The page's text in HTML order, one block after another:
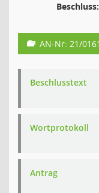
Beschluss:
AN-Nr: 21/0161
Beschlusstext
Wortprotokoll
Antrag